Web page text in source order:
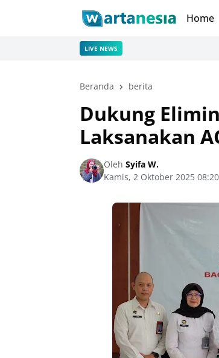
Home
LIVE NEWS
Beranda berita
Dukung
Laksanakan
Oleh Syifa W.
Kamis, 2 Oktober 2025